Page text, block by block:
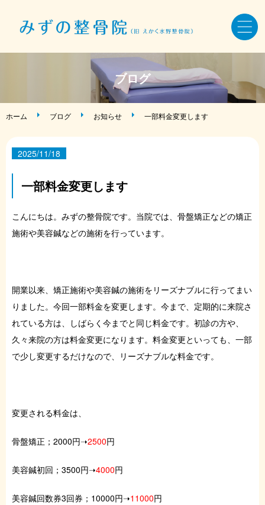
ホーム
骨盤・姿勢・全身矯正
症状・お悩み別メニュー
ご予約はこちら
ブログ
ホーム ブログ お知らせ 一部料金変更します
2025/11/18
一部料金変更します
こんにちは。みずの整骨院です。当院では、骨盤矯正などの矯正
施術や美容鍼などの施術を行っています。
開業以来、矯正施術や美容鍼の施術をリーズナブルに行ってまい
りました。今回一部料金を変更します。今まで、定期的に来院さ
れている方は、しばらく今までと同じ料金です。初診の方や、
久々来院の方は料金変更になります。料金変更といっても、一部
で少し変更するだけなので、リーズナブルな料金です。
変更される料金は、
骨盤矯正；2000円➝2500円
美容鍼初回；3500円➝4000円
美容鍼回数券3回券；10000円➝11000円